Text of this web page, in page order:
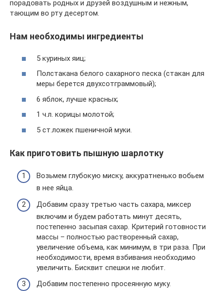
порадовать родных и друзей воздушным и нежным,
тающим во рту десертом.
Нам необходимы ингредиенты
5 куриных яиц;
Полстакана белого сахарного песка (стакан для
меры берется двухсотграммовый);
6 яблок, лучше красных;
1 ч.л. корицы молотой;
5 ст.ложек пшеничной муки.
Как приготовить пышную шарлотку
Возьмем глубокую миску, аккуратненько вобьем
в нее яйца.
Добавим сразу третью часть сахара, миксер
включим и будем работать минут десять,
постепенно засыпая сахар. Критерий готовности
массы – полностью растворенный сахар,
увеличение объема, как минимум, в три раза. При
необходимости, время взбивания необходимо
увеличить. Бисквит спешки не любит.
Добавим постепенно просеянную муку.